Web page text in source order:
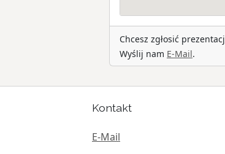
Chcesz zgłosić
Wyślij nam E-Mail.
Kontakt
E-Mail